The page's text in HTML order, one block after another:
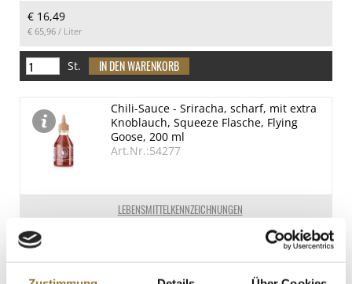
€ 16,49
€ 65,96 / Liter
St.
LEBENSMITTELKENNZEICHNUNGEN
Chili-Sauce - Sriracha, scharf, mit extra
Knoblauch, Squeeze Flasche, Flying
Goose, 200 ml
Art.Nr.:54277
€ 3,85